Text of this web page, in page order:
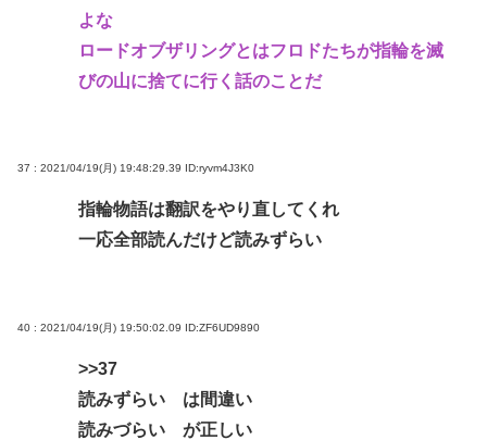
よな
ロードオブザリングとはフロドたちが指輪を滅
びの山に捨てに行く話のことだ
37 : 2021/04/19(月) 19:48:29.39 ID:ryvm4J3K0
指輪物語は翻訳をやり直してくれ
一応全部読んだけど読みずらい
40 : 2021/04/19(月) 19:50:02.09 ID:ZF6UD9890
>>37
読みずらい は間違い
読みづらい が正しい